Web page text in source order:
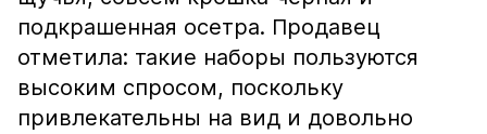
подкрашенная осетра. Продавец
отметила: такие наборы пользуются
высоким спросом, поскольку
привлекательны на вид и довольно